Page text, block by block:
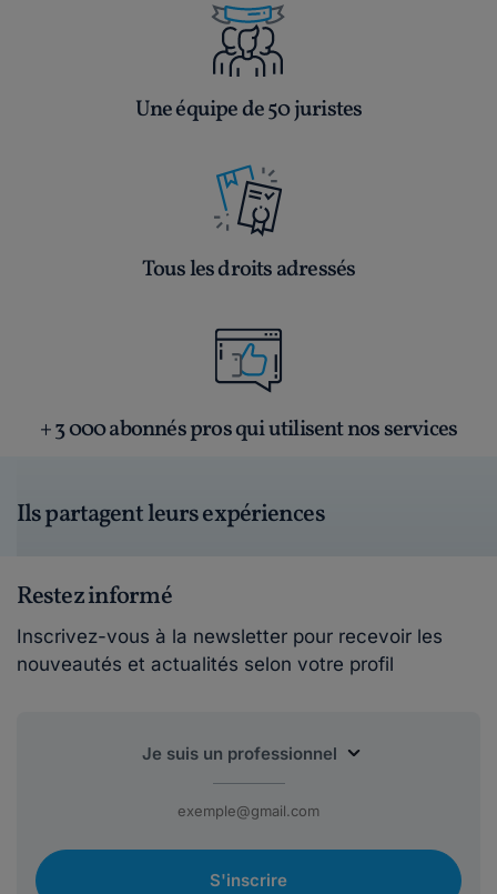
Une équipe de 50 juristes
Tous les droits adressés
+ 3 000 abonnés pros qui utilisent nos services
Ils partagent leurs expériences
Restez informé
Inscrivez-vous à la newsletter pour recevoir les
nouveautés et actualités selon votre profil
S'inscrire